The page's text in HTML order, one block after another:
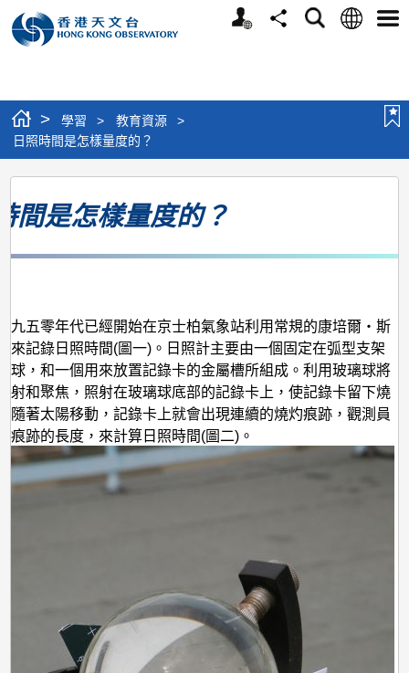
個
分
搜
語
選
> 學習 > 教育資源
>
日照時間是怎樣量度的？
日
照
怎
樣
量
度
的？
間是怎樣量度的？
九五零年代已經開始在京士柏氣象站利用常規的康培爾‧斯
來記錄日照時間(圖一)。日照計主要由一個固定在弧型支架
球，和一個用來放置記錄卡的金屬槽所組成。利用玻璃球將
射和聚焦，照射在玻璃球底部的記錄卡上，使記錄卡留下燒
隨著太陽移動，記錄卡上就會出現連續的燒灼痕跡，觀測員
痕跡的長度，來計算日照時間(圖二)。